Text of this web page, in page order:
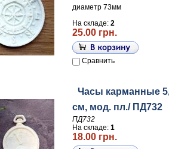
диаметр 73мм
На складе: 2
25.00 грн.
Сравнить
Часы карманные
см, мод. пл./ ПД732
ПД732
На складе: 1
18.00 грн.